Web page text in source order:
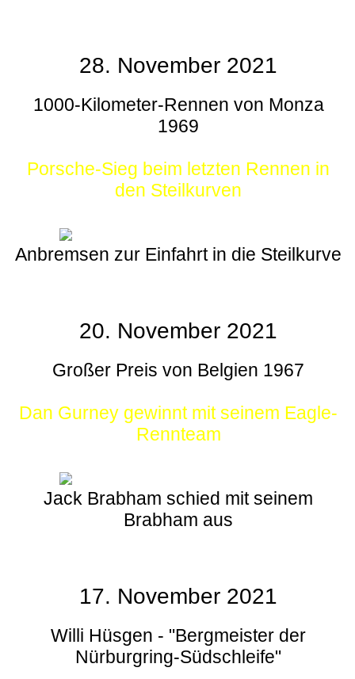
28. November 2021
1000-Kilometer-Rennen von Monza
1969
Porsche-Sieg beim letzten Rennen in
den Steilkurven
Anbremsen zur Einfahrt in die Steilkurve
20. November 2021
Großer Preis von Belgien 1967
Dan Gurney gewinnt mit seinem Eagle-
Rennteam
Jack Brabham schied mit seinem
Brabham aus
17. November 2021
Willi Hüsgen - "Bergmeister der
Nürburgring-Südschleife"